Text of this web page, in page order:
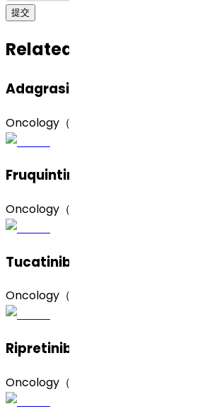
提交
Related APIs
Adagrasib（阿达格拉西布）
Oncology（肿瘤）
Fruquintinib（呋喹替尼）
Oncology（肿瘤）
Tucatinib（图卡替尼）
Oncology（肿瘤）
Ripretinib（瑞派替尼）
Oncology（肿瘤）